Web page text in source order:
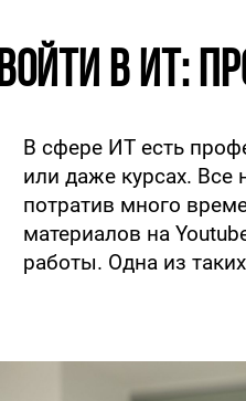
в ИТ:
В сфере ИТ есть
или даже курсах. Все
потратив много
материалов на
работы. Одна из